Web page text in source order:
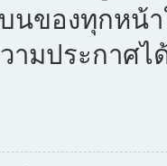
นของทุกหน้
ามประกาศ